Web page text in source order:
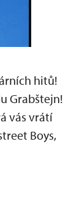
hitů!
Grabštejn!
vás vrátí
Boys,